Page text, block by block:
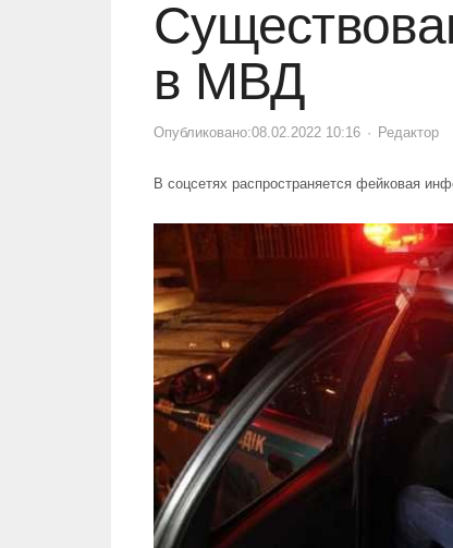
в МВД
Опубликовано:08.02.2022 10:16 Author
Редактор
В соцсетях распространяется фейковая